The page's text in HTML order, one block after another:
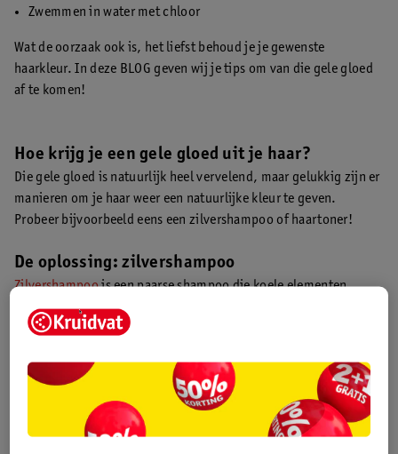
Zwemmen in water met chloor
Wat de oorzaak ook is, het liefst behoud je je gewenste
haarkleur. In deze BLOG geven wij je tips om van die gele gloed
af te komen!
Hoe krijg je een gele gloed uit je haar?
Die gele gloed is natuurlijk heel vervelend, maar gelukkig zijn er
manieren om je haar weer een natuurlijke kleur te geven.
Probeer bijvoorbeeld eens een zilvershampoo of haartoner!
De oplossing: zilvershampoo
Zilvershampoois een paarse shampoo die koele elementen
bevat. Deze koele elementen verdrijven als het ware de warme
pigmenten in je haar die de vergeling veroorzaken. Wist je dat
grijs haar een mooie zilveren gloed.
Benieuwd waarom zilvershampoo eigenlijk paars is? Je
leest het indeze BLOG.